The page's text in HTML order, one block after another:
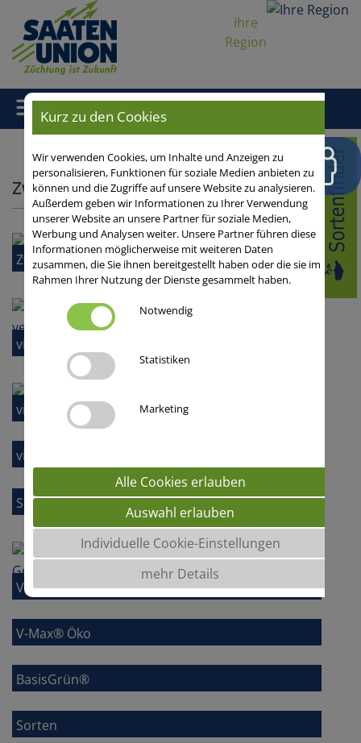
Ihre
Region
Home / Zwischenfrüchte
Zwischenfrüchte
Zwischenfruchtrechner
viterra® Bodenfruchtbarkeits-Mischungen
viterra® Natur- und Umwelt-Mischungen
viterra® ÖKO-Mischungen
SortenGreening®
V-Max® Futter- und Biomasse
V-Max® Öko
BasisGrün®
Sorten
Kurz zu den Cookies
Wir verwenden Cookies, um Inhalte und Anzeigen zu
personalisieren, Funktionen für soziale Medien anbieten zu
können und die Zugriffe auf unsere Website zu analysieren.
Außerdem geben wir Informationen zu Ihrer Verwendung
unserer Website an unsere Partner für soziale Medien,
Werbung und Analysen weiter. Unsere Partner führen diese
Informationen möglicherweise mit weiteren Daten
zusammen, die Sie ihnen bereitgestellt haben oder die sie im
Rahmen Ihrer Nutzung der Dienste gesammelt haben.
Notwendig
Statistiken
Marketing
Alle Cookies erlauben
Auswahl erlauben
Individuelle Cookie-Einstellungen
mehr Details